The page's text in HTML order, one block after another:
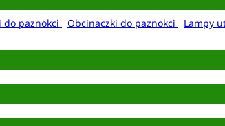
do paznokci Obcinaczki do paznokci Lampy